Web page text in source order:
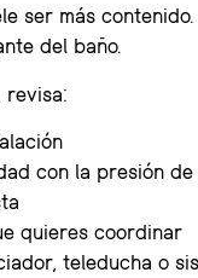
ser más
del baño.
revisa:
con la presión de
quieres coordinar
teleducha o